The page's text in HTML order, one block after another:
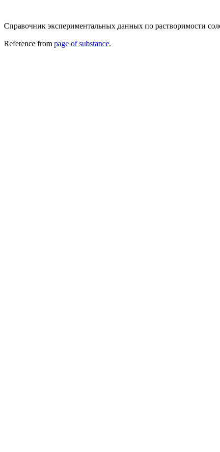
Справочник экспериментальных данных по растворимости
Reference from page of substance.